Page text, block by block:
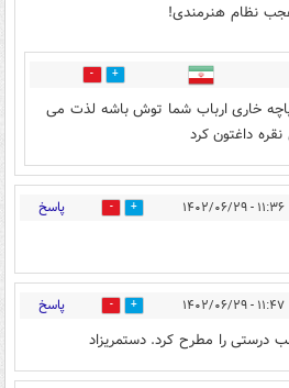
نظام هنرمندی!
2
خاری ارباب شما توش باشه لذت می
داغتون کرد
۱۱:۳۶ - ۱۴۰۲/۰۶/۲۹ 2 پاسخ
۱۱:۴۷ - ۱۴۰۲/۰۶/۲۹ 11 پاسخ
درستی را مطرح کرد. دستمریزاد